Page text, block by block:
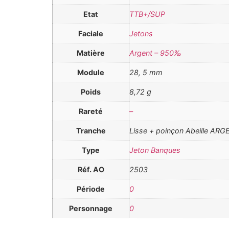
Etat TTB+/SUP
Faciale Jetons
Matière Argent – 950‰
Module 28, 5 mm
Poids 8,72 g
Rareté –
Tranche Lisse + poinçon Abeille
Type Jeton Banques
Réf. AO 2503
Période 0
Personnage 0